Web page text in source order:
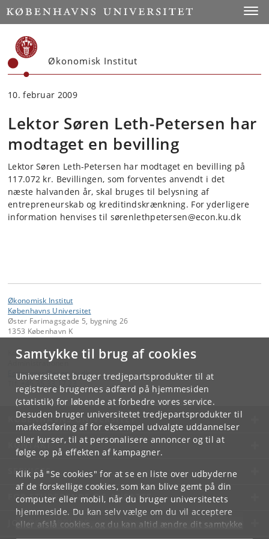
Samtykke til brug af cookies
Universitetet bruger tredjepartsprodukter til at
registrere brugernes adfærd på hjemmesiden
(statistik) for løbende at forbedre vores service.
Desuden bruger universitetet tredjepartsprodukter til
markedsføring af for eksempel udvalgte uddannelser
eller kurser, til at personalisere annoncer og til at
følge op på effekten af kampagner.
Klik på "Se cookies" for at se en liste over udbyderne
af de forskellige cookies, som kan blive gemt på din
computer eller mobil, når du bruger universitetets
hjemmeside. Du kan selv vælge om du vil acceptere
eller afslå cookies, og du kan altid ændre dit samtykke
Start
Økonomisk Institut
10. februar 2009
Lektor Søren Leth-Petersen har
modtaget en bevilling
Lektor Søren Leth-Petersen har modtaget en bevilling på
117.072 kr. Bevillingen, som forventes anvendt i det
næste halvanden år, skal bruges til belysning af
entrepreneurskab og kreditindskrænkning. For yderligere
information henvises til sørenlethpetersen@econ.ku.dk
Økonomisk Institut
Københavns Universitet
Øster Farimagsgade 5, bygning 26
1353 København K
Kontakt:
Administrationen
Economics@econ. ku.dk
KØBENHAVNS UNIVERSITET
KONTAKT
SERVICES
FOR STUDERENDE OG ANSATTE
JOB OG KARRIERE